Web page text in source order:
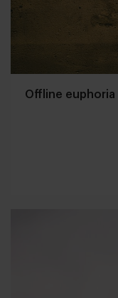
Offline euphoria